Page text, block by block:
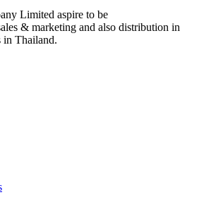
Limited aspire to be
& marketing and also distribution in
in Thailand.